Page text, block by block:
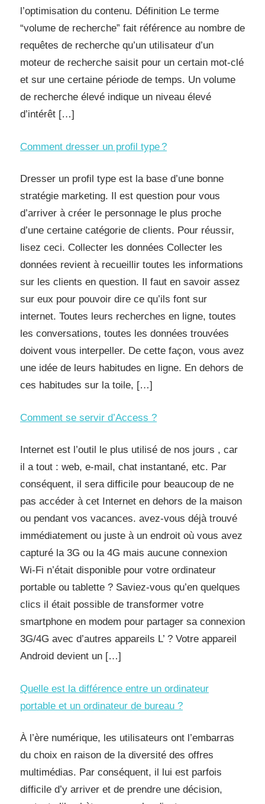
l’optimisation du contenu. Définition Le terme
“volume de recherche” fait référence au nombre de
requêtes de recherche qu’un utilisateur d’un
moteur de recherche saisit pour un certain mot-clé
et sur une certaine période de temps. Un volume
de recherche élevé indique un niveau élevé
d’intérêt […]
Comment dresser un profil type ?
Dresser un profil type est la base d’une bonne
stratégie marketing. Il est question pour vous
d’arriver à créer le personnage le plus proche
d’une certaine catégorie de clients. Pour réussir,
lisez ceci. Collecter les données Collecter les
données revient à recueillir toutes les informations
sur les clients en question. Il faut en savoir assez
sur eux pour pouvoir dire ce qu’ils font sur
internet. Toutes leurs recherches en ligne, toutes
les conversations, toutes les données trouvées
doivent vous interpeller. De cette façon, vous avez
une idée de leurs habitudes en ligne. En dehors de
ces habitudes sur la toile, […]
Comment se servir d’Access ?
Internet est l’outil le plus utilisé de nos jours , car
il a tout : web, e-mail, chat instantané, etc. Par
conséquent, il sera difficile pour beaucoup de ne
pas accéder à cet Internet en dehors de la maison
ou pendant vos vacances. avez-vous déjà trouvé
immédiatement ou juste à un endroit où vous avez
capturé la 3G ou la 4G mais aucune connexion
Wi-Fi n’était disponible pour votre ordinateur
portable ou tablette ? Saviez-vous qu’en quelques
clics il était possible de transformer votre
smartphone en modem pour partager sa connexion
3G/4G avec d’autres appareils L’ ? Votre appareil
Android devient un […]
Quelle est la différence entre un ordinateur
portable et un ordinateur de bureau ?
À l’ère numérique, les utilisateurs ont l’embarras
du choix en raison de la diversité des offres
multimédias. Par conséquent, il lui est parfois
difficile d’y arriver et de prendre une décision,